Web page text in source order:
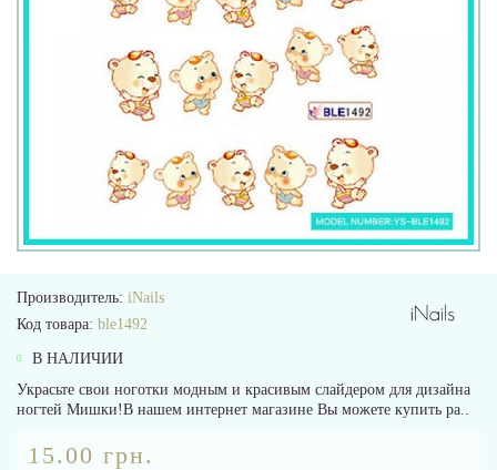
Производитель: iNails
Код товара: ble1492
В НАЛИЧИИ
Украсьте свои ноготки модным и красивым слайдером для дизайна
ногтей Мишки!В нашем интернет магазине Вы можете купить ра..
15.00 грн.